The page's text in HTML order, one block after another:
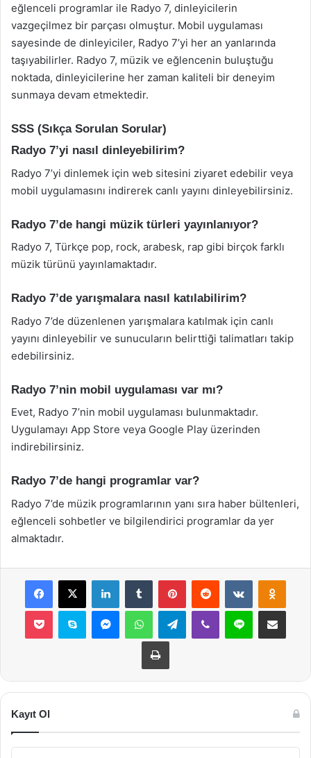
eğlenceli programlar ile Radyo 7, dinleyicilerin
vazgeçilmez bir parçası olmuştur. Mobil uygulaması
sayesinde de dinleyiciler, Radyo 7’yi her an yanlarında
taşıyabilirler. Radyo 7, müzik ve eğlencenin buluştuğu
noktada, dinleyicilerine her zaman kaliteli bir deneyim
sunmaya devam etmektedir.
SSS (Sıkça Sorulan Sorular)
Radyo 7’yi nasıl dinleyebilirim?
Radyo 7’yi dinlemek için web sitesini ziyaret edebilir veya
mobil uygulamasını indirerek canlı yayını dinleyebilirsiniz.
Radyo 7’de hangi müzik türleri yayınlanıyor?
Radyo 7, Türkçe pop, rock, arabesk, rap gibi birçok farklı
müzik türünü yayınlamaktadır.
Radyo 7’de yarışmalara nasıl katılabilirim?
Radyo 7’de düzenlenen yarışmalara katılmak için canlı
yayını dinleyebilir ve sunucuların belirttiği talimatları takip
edebilirsiniz.
Radyo 7’nin mobil uygulaması var mı?
Evet, Radyo 7’nin mobil uygulaması bulunmaktadır.
Uygulamayı App Store veya Google Play üzerinden
indirebilirsiniz.
Radyo 7’de hangi programlar var?
Radyo 7’de müzik programlarının yanı sıra haber bültenleri,
eğlenceli sohbetler ve bilgilendirici programlar da yer
almaktadır.
Facebook
X LinkedInTumblr PinterestReddit VKontakte
Pocket Skype MessengerWhatsAppTelegramViber Line E-Posta ile
Yazdır
Kayıt Ol